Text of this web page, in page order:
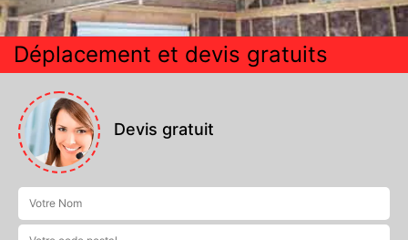
Déplacement et devis gratuits
Devis gratuit